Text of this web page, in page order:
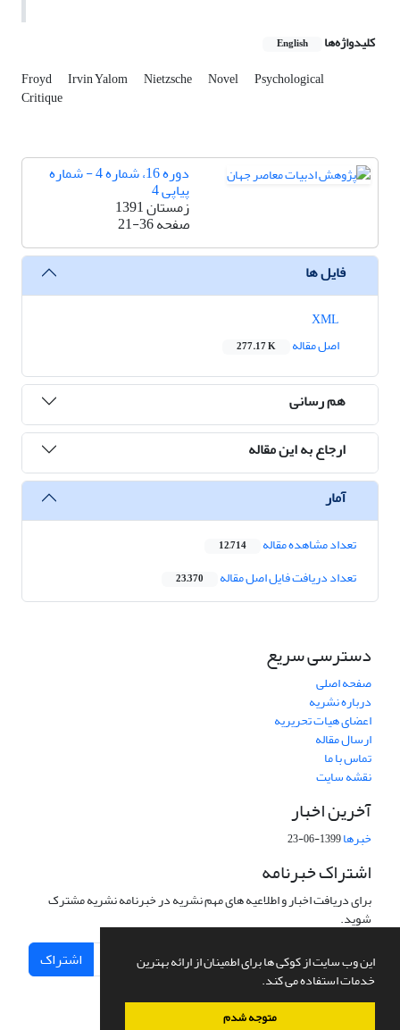
این وب سایت از کوکی ها برای اطمینان از ارائه بهترین
خدمات استفاده می کند.
متوجه شدم
کلیدواژه‌ها English
Froyd Irvin Yalom Nietzsche Novel Psychological
Critique
دوره 16، شماره 4 - شماره
پیاپی 4
زمستان 1391
صفحه21-36
فایل ها
اصل مقاله
277.17 K
هم رسانی
ارجاع به این مقاله
آمار
تعداد مشاهده مقاله 12,714
تعداد دریافت فایل اصل مقاله 23,370
دسترسی سریع
صفحه اصلی
درباره نشریه
اعضای هیات تحریریه
ارسال مقاله
تماس با ما
نقشه سایت
آخرین اخبار
خبرها1399-06-23
اشتراک خبرنامه
برای دریافت اخبار و اطلاعیه های مهم نشریه در خبرنامه نشریه مشترک
شوید.
اشتراک